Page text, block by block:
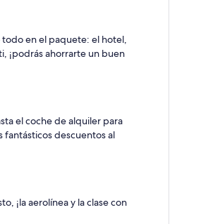
todo en el paquete: el hotel,
¡podrás ahorrarte un buen
el coche de alquiler para
fantásticos descuentos al
¡la aerolínea y la clase con